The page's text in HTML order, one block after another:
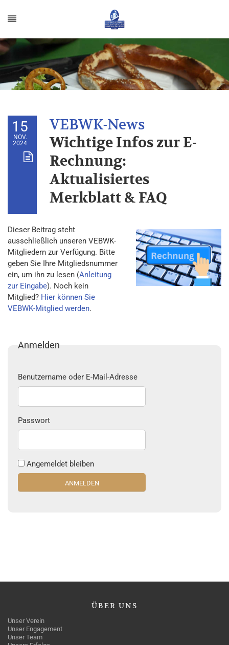
15
NOV.
2024
Wichtige Infos zur E-
Rechnung:
Aktualisiertes
Merkblatt & FAQ
Dieser Beitrag steht
ausschließlich unseren VEBWK-
Mitgliedern zur Verfügung. Bitte
geben Sie Ihre Mitgliedsnummer
ein, um ihn zu lesen (Anleitung
zur Eingabe). Noch kein
Mitglied? Hier können Sie
VEBWK-Mitglied werden.
Anmelden
Benutzername oder E-Mail-Adresse
Passwort
Angemeldet bleiben
ÜBER UNS
Unser Verein
Unser Engagement
Unser Team